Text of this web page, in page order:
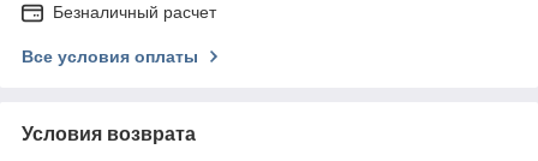
Безналичный расчет
Все условия оплаты
Условия возврата